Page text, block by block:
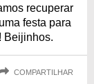
recuperar
festa para
Beijinhos.
COMPARTILHAR